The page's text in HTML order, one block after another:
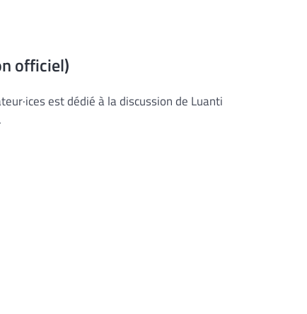
officiel)
est dédié à la discussion de Luanti